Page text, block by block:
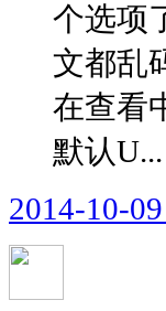
个选项
文都乱
在查看
默认U...
2014-10-